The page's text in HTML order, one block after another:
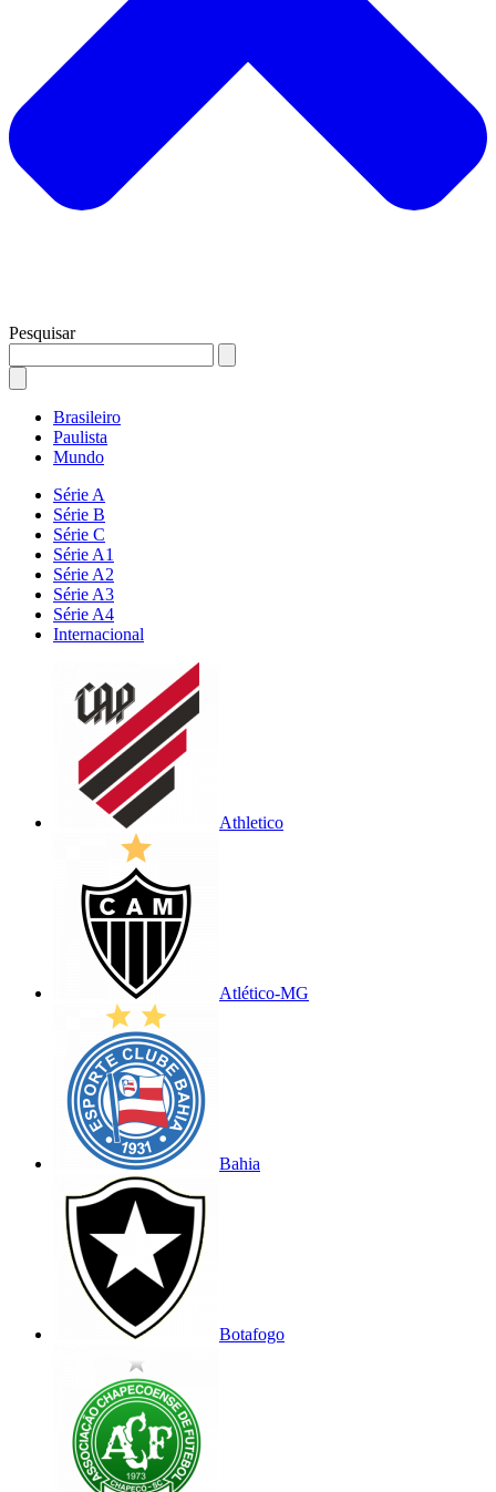
Pesquisar
Brasileiro
Paulista
Mundo
Série A
Série B
Série C
Série A1
Série A2
Série A3
Série A4
Internacional
Athletico
Atlético-MG
Bahia
Botafogo